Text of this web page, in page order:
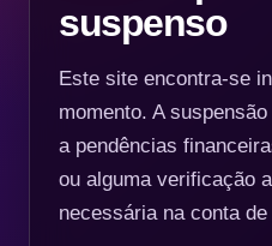
suspenso
Este site encontra-se
momento. A
a pendências
ou alguma verificação
necessária na conta